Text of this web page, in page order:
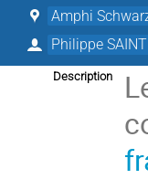
Amphi
Philippe SAINT
Description